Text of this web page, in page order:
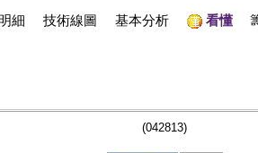
細 技術線圖 基本分析 看懂